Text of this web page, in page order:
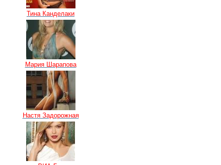
Тина Канделаки
Мария Шарапова
Настя Задорожная